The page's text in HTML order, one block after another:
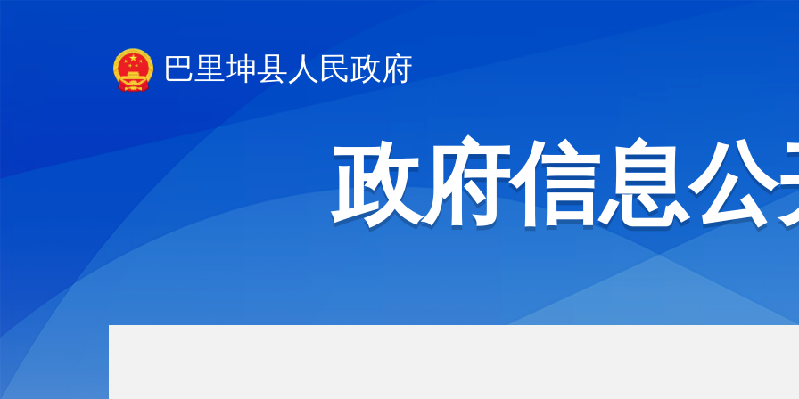
巴里坤县人民政府
政府信息公